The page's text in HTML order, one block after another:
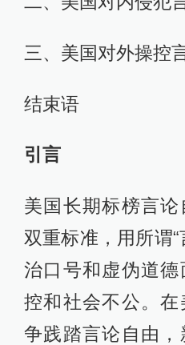
三、美国对外操控
结束语
引言
美国长期标榜言
双重标准，用所谓
治口号和虚伪道
控和社会不公。
争践踏言论自由